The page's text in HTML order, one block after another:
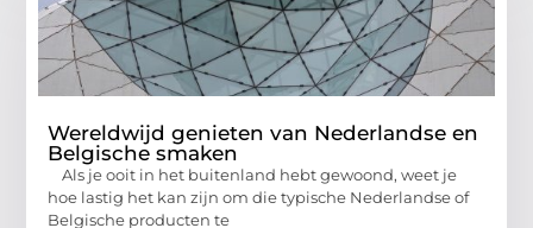
Wereldwijd genieten van Nederlandse en
Belgische smaken
Als je ooit in het buitenland hebt gewoond, weet je
hoe lastig het kan zijn om die typische Nederlandse of
Belgische producten te